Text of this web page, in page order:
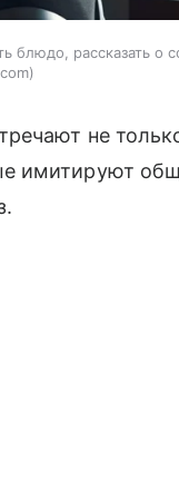
блюдо, рассказать о
не
имитируют